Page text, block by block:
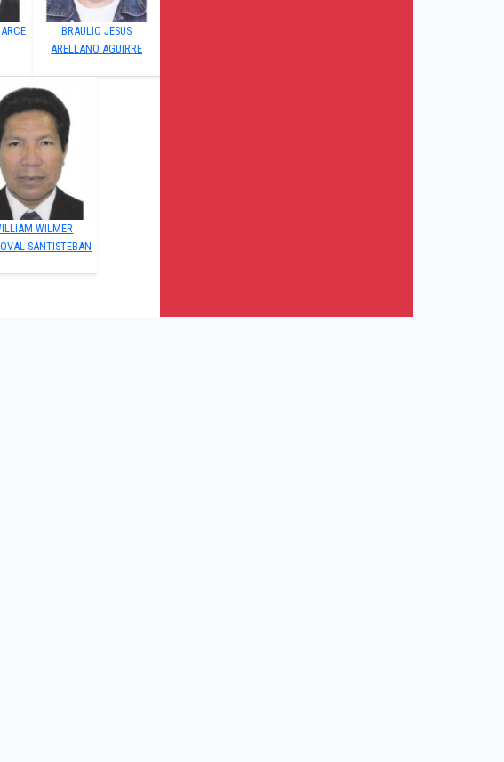
BRAULIO JESUS
ARELLANO AGUIRRE
WILMER
SANTISTEBAN